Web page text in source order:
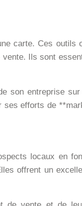
carte. Ces outils
Ils sont
son entreprise
efforts de
locaux en
offrent un